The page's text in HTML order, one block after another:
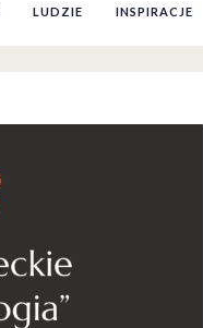
LUDZIE INSPIRACJE